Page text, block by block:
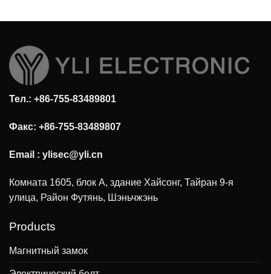
Тел.: +86-755-83489801
Факс: +86-755-83489807
Email : ylisec@yli.cn
Комната 1605, блок А, здание Хайсонг, Тайран 9-я
улица, Район Футянь, Шэньчжэнь
Products
Магнитный замок